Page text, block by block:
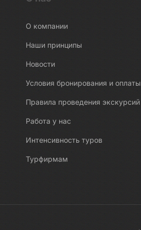
О компании
Наши принципы
Новости
Условия бронирования и оплаты
Правила проведения экскурсий
Работа у нас
Интенсивность туров
Турфирмам